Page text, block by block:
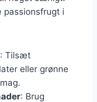
passionsfrugt i
: Tilsæt
eller grønne
: Brug